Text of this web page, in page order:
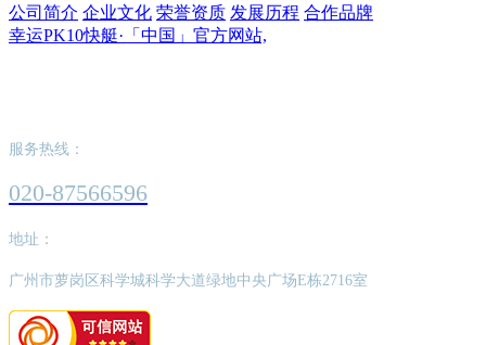
公司简介 企业文化 荣誉资质 发展历程 合作品牌
幸运PK10快艇·「中国」官方网站,
服务热线：
020-87566596
地址：
广州市萝岗区科学城科学大道绿地中央广场E栋2716室